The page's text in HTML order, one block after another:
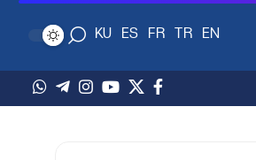
EN
TR
FR
ES
KU